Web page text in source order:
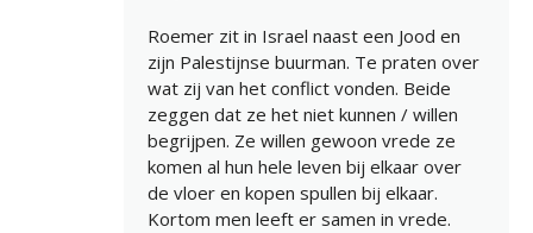
Roemer zit in Israel naast een Jood en
zijn Palestijnse buurman. Te praten over
wat zij van het conflict vonden. Beide
zeggen dat ze het niet kunnen / willen
begrijpen. Ze willen gewoon vrede ze
komen al hun hele leven bij elkaar over
de vloer en kopen spullen bij elkaar.
Kortom men leeft er samen in vrede.